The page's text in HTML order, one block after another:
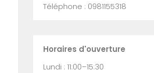
Téléphone : 0981155318
Horaires d'ouverture
Lundi : 11:00–15:30